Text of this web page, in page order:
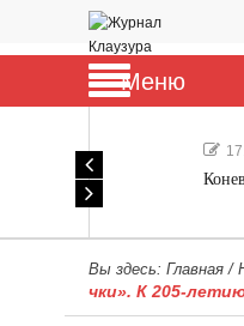
Меню
Вы здесь: Главная /
чки». К 205-